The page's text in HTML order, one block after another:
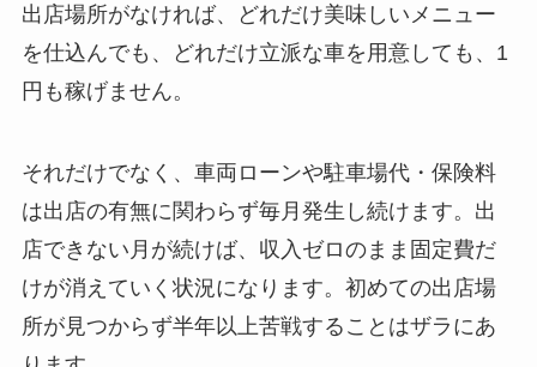
出店場所がなければ、どれだけ美味しいメニュー
を仕込んでも、どれだけ立派な車を用意しても、1
円も稼げません。
それだけでなく、車両ローンや駐車場代・保険料
は出店の有無に関わらず毎月発生し続けます。出
店できない月が続けば、収入ゼロのまま固定費だ
けが消えていく状況になります。初めての出店場
所が見つからず半年以上苦戦することはザラにあ